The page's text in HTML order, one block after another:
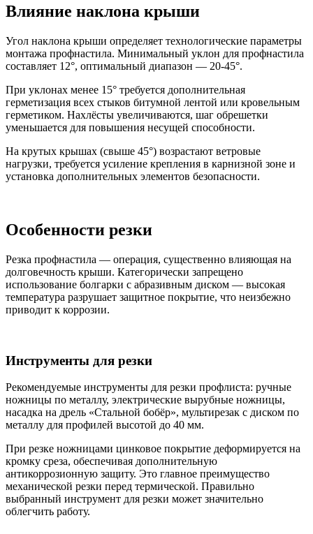
Влияние наклона крыши
Угол наклона крыши определяет технологические параметры
монтажа профнастила. Минимальный уклон для профнастила
составляет 12°, оптимальный диапазон — 20-45°.
При уклонах менее 15° требуется дополнительная
герметизация всех стыков битумной лентой или кровельным
герметиком. Нахлёсты увеличиваются, шаг обрешетки
уменьшается для повышения несущей способности.
На крутых крышах (свыше 45°) возрастают ветровые
нагрузки, требуется усиление крепления в карнизной зоне и
установка дополнительных элементов безопасности.
Особенности резки
Резка профнастила — операция, существенно влияющая на
долговечность крыши. Категорически запрещено
использование болгарки с абразивным диском — высокая
температура разрушает защитное покрытие, что неизбежно
приводит к коррозии.
Инструменты для резки
Рекомендуемые инструменты для резки профлиста: ручные
ножницы по металлу, электрические вырубные ножницы,
насадка на дрель «Стальной бобёр», мультирезак с диском по
металлу для профилей высотой до 40 мм.
При резке ножницами цинковое покрытие деформируется на
кромку среза, обеспечивая дополнительную
антикоррозионную защиту. Это главное преимущество
механической резки перед термической. Правильно
выбранный инструмент для резки может значительно
облегчить работу.